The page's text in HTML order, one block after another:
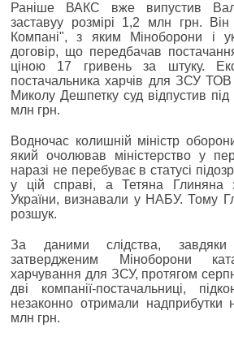
Раніше ВАКС вже випустив
заставуу розмірі 1,2 млн грн.
Компані", з яким Міноборони і
договір, що передбачав
ціною 17 гривень за штуку.
постачальника харчів для ЗСУ
Миколу Дешпетку суд відпустив під
млн грн.
Водночас колишній міністр
який очолював міністерство у
наразі не перебуває в статусі
у цій справі, а Тетяна Глиняна
України, визнавали у НАБУ. Тому
розшук.
За даними слідства, завдяки
затвердженим Міноборони
харчування для ЗСУ, протягом
дві компанії-постачальниці,
незаконно отримали
млн грн.